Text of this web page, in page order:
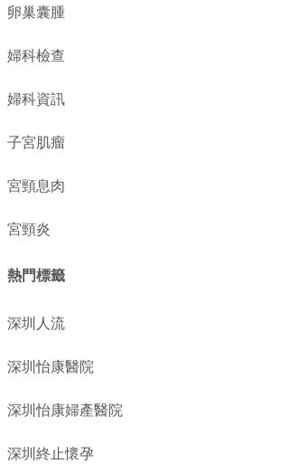
卵巢囊腫
婦科檢查
婦科資訊
子宮肌瘤
宮頸息肉
宮頸炎
熱門標籤
深圳人流
深圳怡康醫院
深圳怡康婦產醫院
深圳終止懷孕